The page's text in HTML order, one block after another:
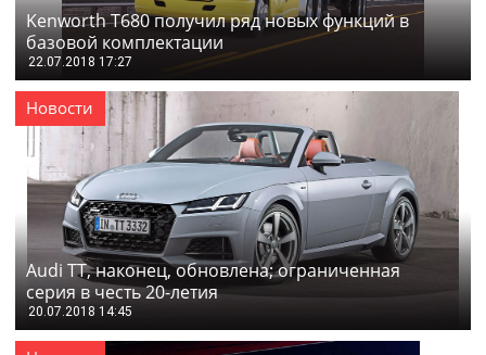
Kenworth T680 получил ряд новых функций в
базовой комплектации
22.07.2018 17:27
Новости
Audi TT, наконец, обновлена; ограниченная
серия в честь 20-летия
20.07.2018 14:45